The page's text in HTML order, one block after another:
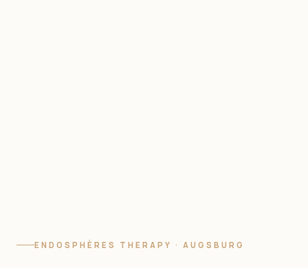
ENDOSPHÈRES THERAPY · AUGSBURG